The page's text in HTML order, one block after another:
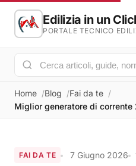
Edilizia in un
PORTALE TECNICO
Home Blog
Fai da te
Miglior generatore di corrente
FAI DA TE 7 Giugno 2026